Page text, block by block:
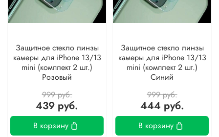
Защитное стекло линзы
камеры для iPhone 13/13
mini (комплект 2 шт.)
Розовый
999 руб.
439 руб.
В корзину
Защитное стекло линзы
камеры для iPhone 13/13
mini (комплект 2 шт.)
Синий
999 руб.
444 руб.
В корзину